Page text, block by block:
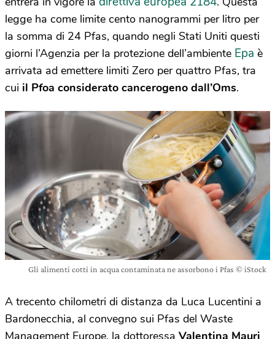
legge ha come limite cento nanogrammi per litro per
la somma di 24 Pfas, quando negli Stati Uniti questi
giorni l’Agenzia per la protezione dell’ambiente Epa è
arrivata ad emettere limiti Zero per quattro Pfas, tra
cui il Pfoa considerato cancerogeno dall’Oms.
Gli alimenti cotti in acqua contaminata ne assorbono i Pfas © iStock
A trecento chilometri di distanza da Luca Lucentini a
Bardonecchia, al convegno sui Pfas del Waste
Management Europe, la dottoressa Valentina Mauri